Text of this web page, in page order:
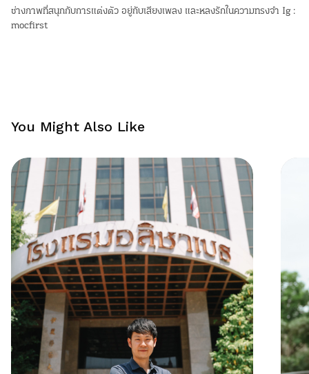
ช่างภาพที่สนุกกับการแต่งตัว อยู่กับเสียงเพลง และหลงรักในความทรงจำ Ig :
mocfirst
You Might Also Like